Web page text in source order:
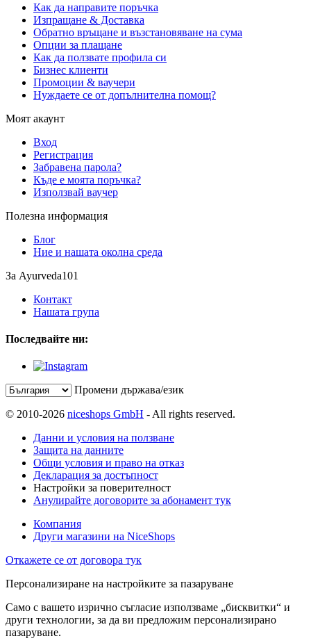
Как да направите поръчка
Изпращане & Доставка
Обратно връщане и възстановяване на сума
Опции за плащане
Как да ползвате профила си
Бизнес клиенти
Промоции & ваучери
Нуждаете се от допълнителна помощ?
Моят акаунт
Вход
Регистрация
Забравена парола?
Къде е моята поръчка?
Използвай ваучер
Полезна информация
Блог
Ние и нашата околна среда
За Ayurveda101
Контакт
Нашата група
Последвайте ни:
Промени държава/език
© 2010-2026 niceshops GmbH - All rights reserved.
Данни и условия на ползване
Защита на данните
Общи условия и право на отказ
Декларация за достъпност
Настройки за поверителност
Анулирайте договорите за абонамент тук
Компания
Други магазини на NiceShops
Откажете се от договора тук
Персонализиране на настройките за пазаруване
Само с вашето изрично съгласие използваме „бисквитки“ и
други технологии, за да ви предложим персонализирано
пазаруване.